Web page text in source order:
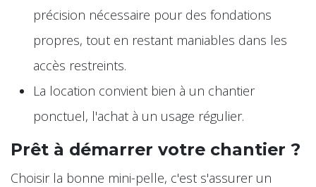
précision nécessaire pour des fondations
propres, tout en restant maniables dans les
accès restreints.
La location convient bien à un chantier
ponctuel, l'achat à un usage régulier.
Prêt à démarrer votre chantier ?
Choisir la bonne mini-pelle, c'est s'assurer un